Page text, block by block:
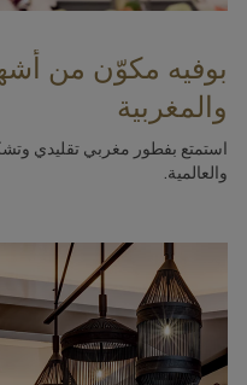
بوفيه مكوّن من
والمغربية
استمتع بفطور مغربي تقليدي
والعالمية.